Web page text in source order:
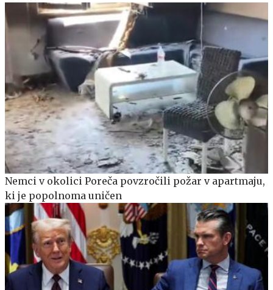
Nemci v okolici Poreča povzročili požar v apartmaju,
ki je popolnoma uničen